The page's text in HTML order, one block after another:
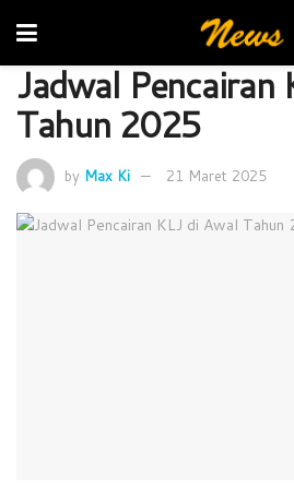
Jadwal Pencairan
Tahun 2025
by Max Ki 21 Maret 2025